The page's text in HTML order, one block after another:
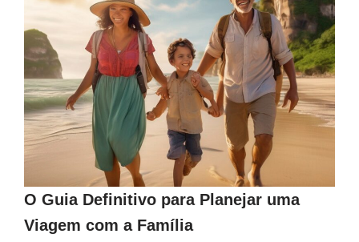
O Guia Definitivo para Planejar uma
Viagem com a Família